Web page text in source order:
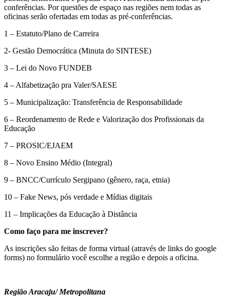
conferências. Por questões de espaço nas regiões nem todas as
oficinas serão ofertadas em todas as pré-conferências.
1 – Estatuto/Plano de Carreira
2- Gestão Democrática (Minuta do SINTESE)
3 – Lei do Novo FUNDEB
4 – Alfabetização pra Valer/SAESE
5 – Municipalização: Transferência de Responsabilidade
6 – Reordenamento de Rede e Valorização dos Profissionais da
Educação
7 – PROSIC/EJAEM
8 – Novo Ensino Médio (Integral)
9 – BNCC/Currículo Sergipano (gênero, raça, etnia)
10 – Fake News, pós verdade e Mídias digitais
11 – Implicações da Educação à Distância
Como faço para me inscrever?
As inscrições são feitas de forma virtual (através de links do google
forms) no formulário você escolhe a região e depois a oficina.
Região Aracaju/ Metropolitana